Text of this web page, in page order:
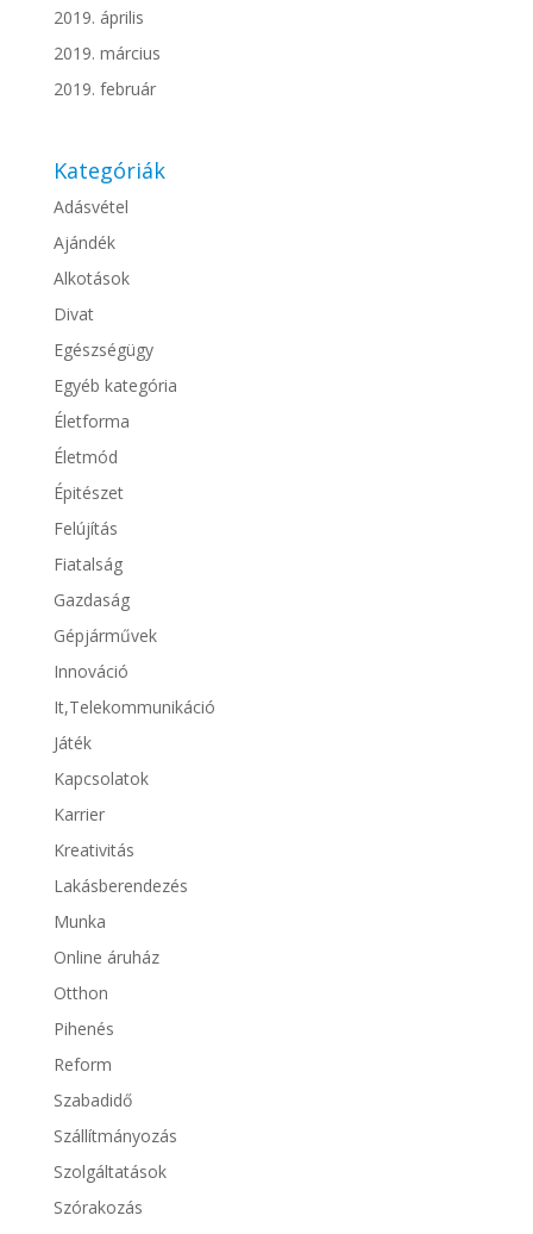
2019. április
2019. március
2019. február
Kategóriák
Adásvétel
Ajándék
Alkotások
Divat
Egészségügy
Egyéb kategória
Életforma
Életmód
Épitészet
Felújítás
Fiatalság
Gazdaság
Gépjárművek
Innováció
It,Telekommunikáció
Játék
Kapcsolatok
Karrier
Kreativitás
Lakásberendezés
Munka
Online áruház
Otthon
Pihenés
Reform
Szabadidő
Szállítmányozás
Szolgáltatások
Szórakozás